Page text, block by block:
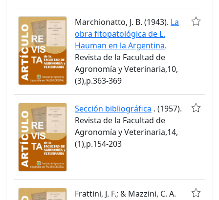
Marchionatto, J. B. (1943). La
obra fitopatológica de L.
Hauman en la Argentina.
Revista de la Facultad de
Agronomía y Veterinaria,10,
(3),p.363-369
Sección bibliográfica . (1957).
Revista de la Facultad de
Agronomía y Veterinaria,14,
(1),p.154-203
Frattini, J. F.; & Mazzini, C. A.